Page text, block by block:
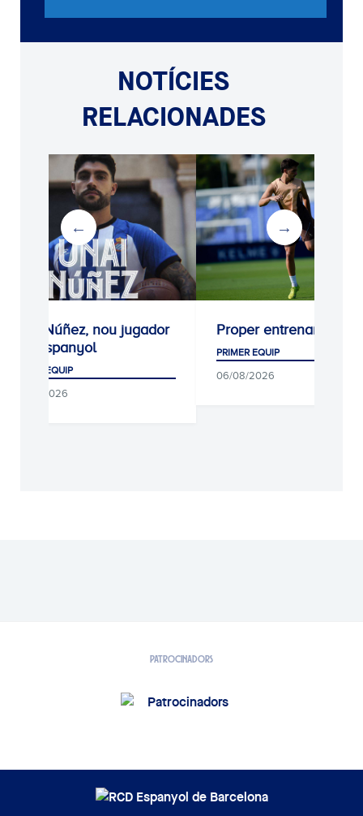
NOTÍCIES
RELACIONADES
Unai Núñez, nou jugador
de l'Espanyol
PRIMER EQUIP
06/08/2026
Proper entrenament
PRIMER EQUIP
06/08/2026
PATROCINADORS